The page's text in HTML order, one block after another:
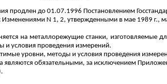
продлен до 01.07.1996 Постановлением
Изменениями N 1, 2, утвержденными в мае 1989 г.,
на металлорежущие станки, изготовляемые
и условия проведения измерений.
уровни, методы и условия проведения
являются обязательными, за исключением